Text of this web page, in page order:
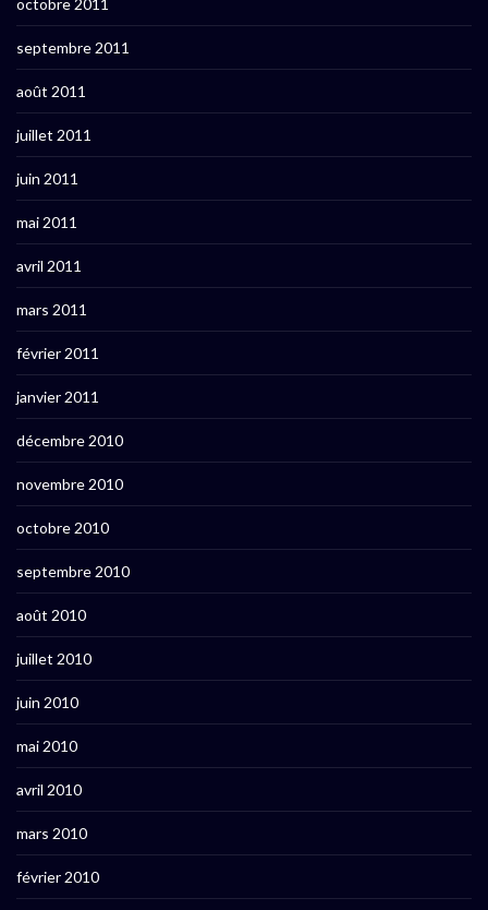
octobre 2011
septembre 2011
août 2011
juillet 2011
juin 2011
mai 2011
avril 2011
mars 2011
février 2011
janvier 2011
décembre 2010
novembre 2010
octobre 2010
septembre 2010
août 2010
juillet 2010
juin 2010
mai 2010
avril 2010
mars 2010
février 2010